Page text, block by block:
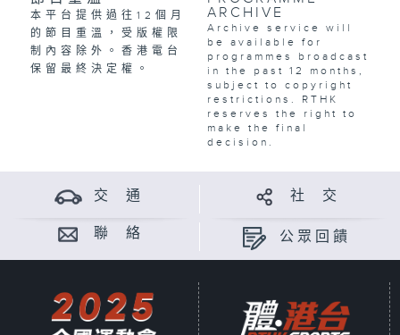
本平台提供過往12個月
的節目重溫，受版權限
制內容除外。香港電台
保留最終決定權。
ARCHIVE
Archive service will
be available for
programmes broadcast
in the past 12 months,
subject to copyright
restrictions. RTHK
reserves the right to
make the final
decision.
交 通 社 交
聯 絡 公眾回饋